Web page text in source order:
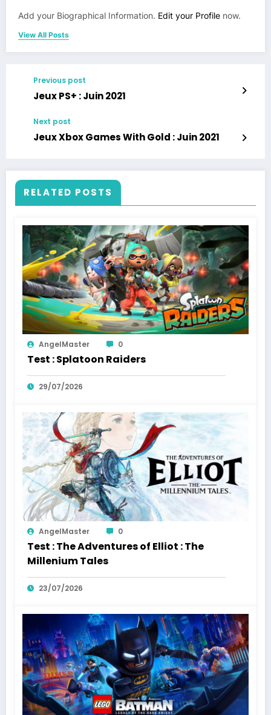
Add your Biographical Information. Edit your Profile now.
View All Posts
Previous post
Jeux PS+ : Juin 2021
Next post
Jeux Xbox Games With Gold : Juin 2021
RELATED POSTS
AngelMaster 0
Test : Splatoon Raiders
29/07/2026
AngelMaster 0
Test : The Adventures of Elliot : The
Millenium Tales
23/07/2026